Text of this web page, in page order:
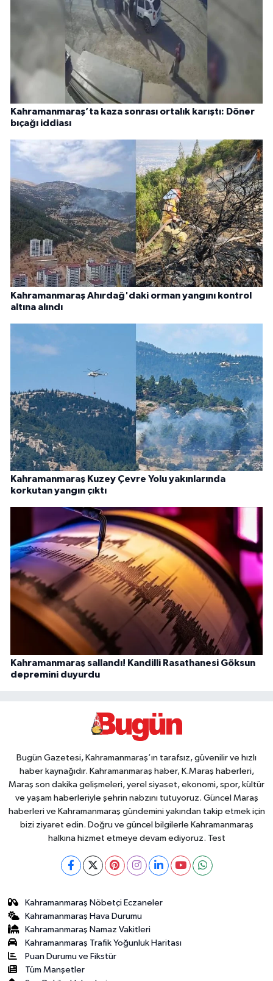
Kahramanmaraş’ta kaza sonrası ortalık karıştı: Döner
bıçağı iddiası
Kahramanmaraş Ahırdağ'daki orman yangını kontrol
altına alındı
Kahramanmaraş Kuzey Çevre Yolu yakınlarında
korkutan yangın çıktı
Kahramanmaraş sallandı! Kandilli Rasathanesi Göksun
depremini duyurdu
Bugün Gazetesi, Kahramanmaraş’ın tarafsız, güvenilir ve hızlı
haber kaynağıdır. Kahramanmaraş haber, K.Maraş haberleri,
Maraş son dakika gelişmeleri, yerel siyaset, ekonomi, spor, kültür
ve yaşam haberleriyle şehrin nabzını tutuyoruz. Güncel Maraş
haberleri ve Kahramanmaraş gündemini yakından takip etmek için
bizi ziyaret edin. Doğru ve güncel bilgilerle Kahramanmaraş
halkına hizmet etmeye devam ediyoruz. Test
Kahramanmaraş Nöbetçi Eczaneler
Kahramanmaraş Hava Durumu
Kahramanmaraş Namaz Vakitleri
Kahramanmaraş Trafik Yoğunluk Haritası
Puan Durumu ve Fikstür
Tüm Manşetler